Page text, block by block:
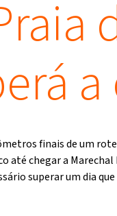
finais de um
até chegar a
superar um dia